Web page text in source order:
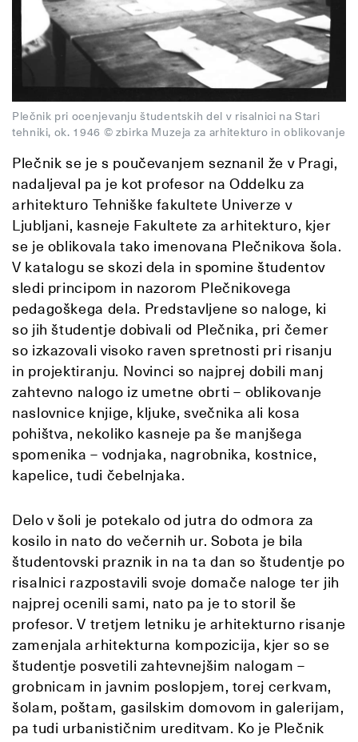
Plečnik pri ocenjevanju študentskih del v risalnici na Stari
tehniki, ok. 1946 © zbirka Muzeja za arhitekturo in oblikovanje
Plečnik se je s poučevanjem seznanil že v Pragi,
nadaljeval pa je kot profesor na Oddelku za
arhitekturo Tehniške fakultete Univerze v
Ljubljani, kasneje Fakultete za arhitekturo, kjer
se je oblikovala tako imenovana Plečnikova šola.
V katalogu se skozi dela in spomine študentov
sledi principom in nazorom Plečnikovega
pedagoškega dela. Predstavljene so naloge, ki
so jih študentje dobivali od Plečnika, pri čemer
so izkazovali visoko raven spretnosti pri risanju
in projektiranju. Novinci so najprej dobili manj
zahtevno nalogo iz umetne obrti – oblikovanje
naslovnice knjige, kljuke, svečnika ali kosa
pohištva, nekoliko kasneje pa še manjšega
spomenika – vodnjaka, nagrobnika, kostnice,
kapelice, tudi čebelnjaka.
Delo v šoli je potekalo od jutra do odmora za
kosilo in nato do večernih ur. Sobota je bila
študentovski praznik in na ta dan so študentje po
risalnici razpostavili svoje domače naloge ter jih
najprej ocenili sami, nato pa je to storil še
profesor. V tretjem letniku je arhitekturno risanje
zamenjala arhitekturna kompozicija, kjer so se
študentje posvetili zahtevnejšim nalogam –
grobnicam in javnim poslopjem, torej cerkvam,
šolam, poštam, gasilskim domovom in galerijam,
pa tudi urbanističnim ureditvam. Ko je Plečnik